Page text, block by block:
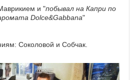
Архив и "побывал на Капри по
Dolce&Gabbana"
Соколовой и Собчак.